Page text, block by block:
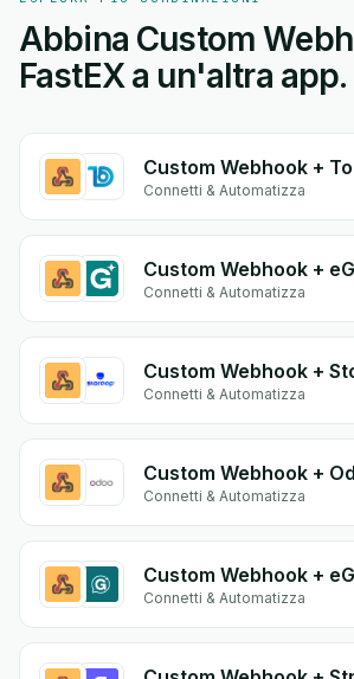
Abbina Custom
FastEX a un'altra app.
Custom Webhook +
Connetti & Automatizza
Custom Webhook +
Connetti & Automatizza
Custom Webhook +
Connetti & Automatizza
Custom Webhook +
Connetti & Automatizza
Connetti & Automatizza